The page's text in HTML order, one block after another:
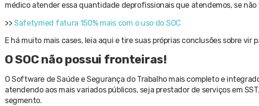
médico atender essa quantidade deprofissionais que atendemos, se
>> Safetymed fatura 150% mais com o uso do SOC
E há muito mais cases, leia aqui e tire suas próprias conclusões sobre vir
O SOC não possui fronteiras!
O Software de Saúde e Segurança do Trabalho mais completo e
atendendo aos mais variados públicos, seja prestador de serviços em
segmento.